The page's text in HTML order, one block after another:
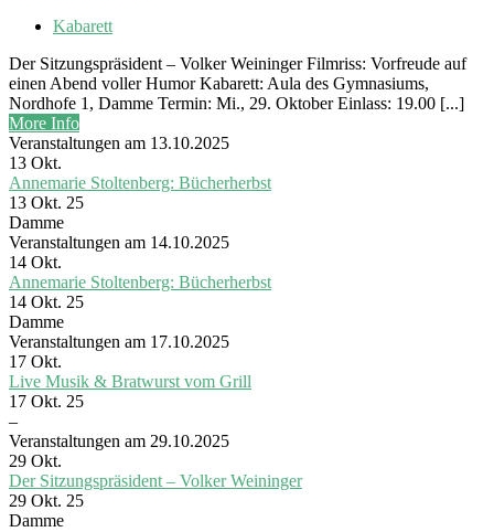
Kabarett
Der Sitzungspräsident – Volker Weininger Filmriss: Vorfreude auf
einen Abend voller Humor Kabarett: Aula des Gymnasiums,
Nordhofe 1, Damme Termin: Mi., 29. Oktober Einlass: 19.00 [...]
More Info
Veranstaltungen am 13.10.2025
13 Okt.
Annemarie Stoltenberg: Bücherherbst
13 Okt. 25
Damme
Veranstaltungen am 14.10.2025
14 Okt.
Annemarie Stoltenberg: Bücherherbst
14 Okt. 25
Damme
Veranstaltungen am 17.10.2025
17 Okt.
Live Musik & Bratwurst vom Grill
17 Okt. 25
–
Veranstaltungen am 29.10.2025
29 Okt.
Der Sitzungspräsident – Volker Weininger
29 Okt. 25
Damme